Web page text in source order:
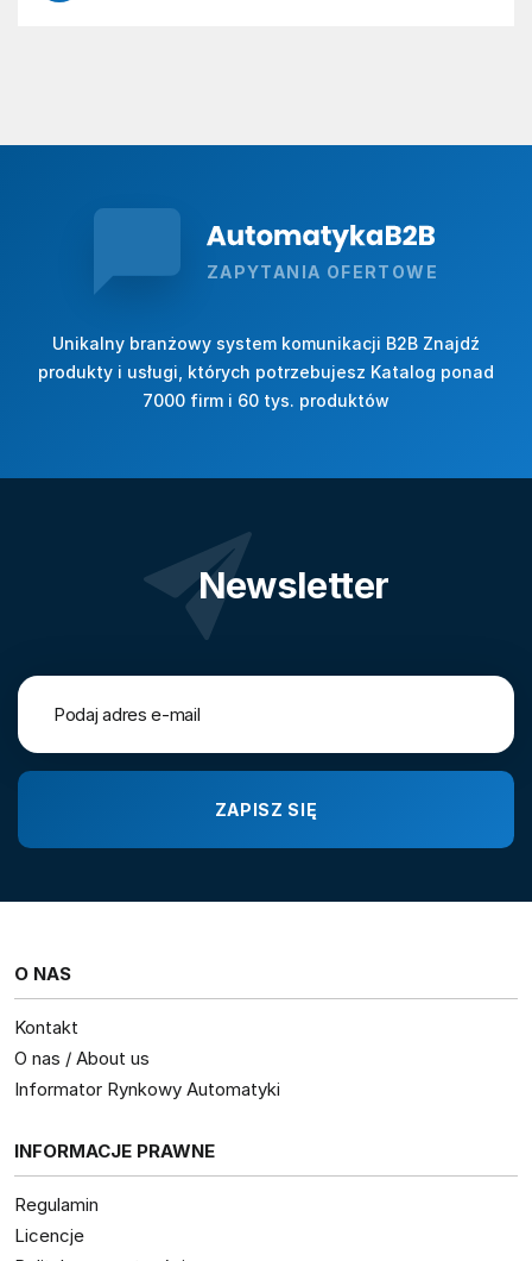
ZAPYTANIA OFERTOWE
Unikalny branżowy system komunikacji B2B Znajdź
produkty i usługi, których potrzebujesz Katalog ponad
7000 firm i 60 tys. produktów
Newsletter
O NAS
Kontakt
O nas / About us
Informator Rynkowy Automatyki
INFORMACJE PRAWNE
Regulamin
Licencje